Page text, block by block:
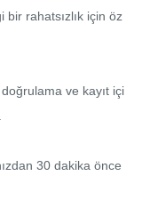
rahatsızlık için öz
ve kayıt içi
30 dakika önce